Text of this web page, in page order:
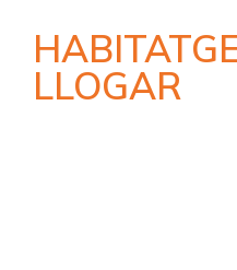
LLOGAR